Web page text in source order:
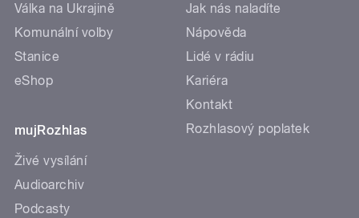
Válka na Ukrajině
Komunální volby
Stanice
eShop
mujRozhlas
Živé vysílání
Audioarchiv
Podcasty
Jak nás naladíte
Nápověda
Lidé v rádiu
Kariéra
Kontakt
Rozhlasový poplatek